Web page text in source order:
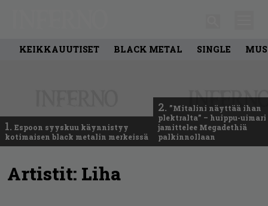
KEIKKAUUTISET BLACK METAL SINGLE
1. Espoon syyskuu käynnistyy
kotimaisen black metalin merkeissä
2. ”Mitalini näyttää ihan
plektralta” – huippu-uimari
jamittelee Megadethiä
palkinnollaan
Artistit: Liha